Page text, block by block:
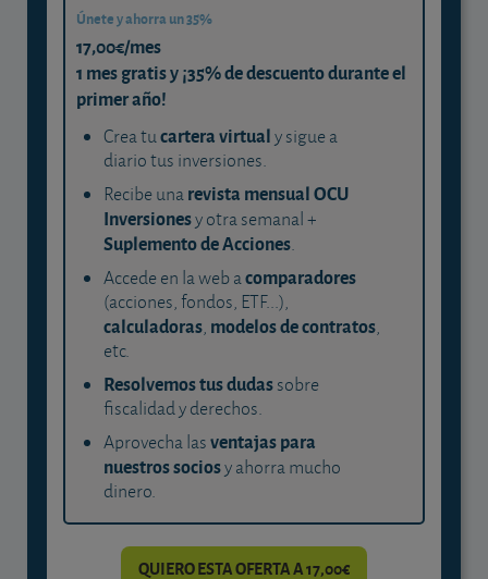
Únete y ahorra un 35%
17,00€/mes
1 mes gratis y ¡35% de descuento durante el
primer año!
Crea tucartera virtualy sigue a
diario tus inversiones.
Recibe unarevista mensual OCU
Inversionesy otra semanal +
Suplemento de Acciones.
Accede en la web acomparadores
(acciones, fondos, ETF...),
calculadoras, modelos de contratos,
etc.
Resolvemos tus dudassobre
fiscalidad y derechos.
Aprovecha lasventajas para
nuestros sociosy ahorra mucho
dinero.
QUIERO ESTA OFERTA A 17,00€